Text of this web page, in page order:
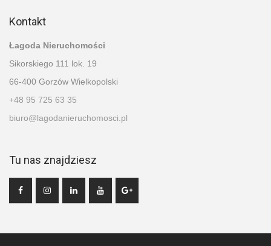
Kontakt
Łagoda Nieruchomości
Sikorskiego 111 lok. 19
66-400 Gorzów Wielkopolski
+48 95 725 63 35
biuro@lagodanieruchomosci.pl
Tu nas znajdziesz